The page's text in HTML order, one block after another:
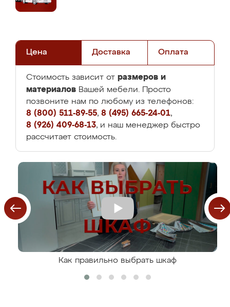
Цена Доставка Оплата
Стоимость зависит от размеров и
материалов Вашей мебели. Просто
позвоните нам по любому из телефонов:
8 (800) 511-89-55, 8 (495) 665-24-01,
8 (926) 409-68-13, и наш менеджер быстро
рассчитает стоимость.
Как правильно выбрать шкаф